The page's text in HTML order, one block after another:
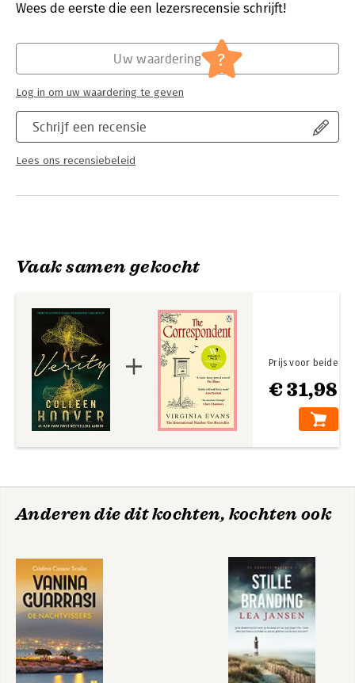
Wees de eerste die een lezersrecensie schrijft!
Schrijf een recensie
Lees ons recensiebeleid
Uw waardering ?
Log in om uw waardering te geven
Vaak samen gekocht
€ 31,98
Prijs voor beide
Anderen die dit kochten, kochten ook